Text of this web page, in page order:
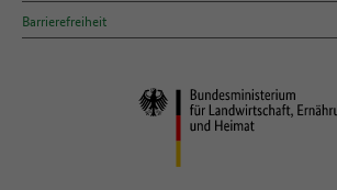
Barrierefreiheit